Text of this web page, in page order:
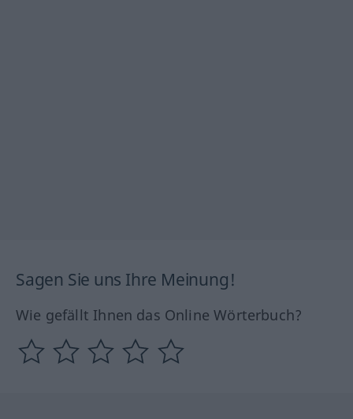
Sagen Sie uns Ihre Meinung!
Wie gefällt Ihnen das Online Wörterbuch?